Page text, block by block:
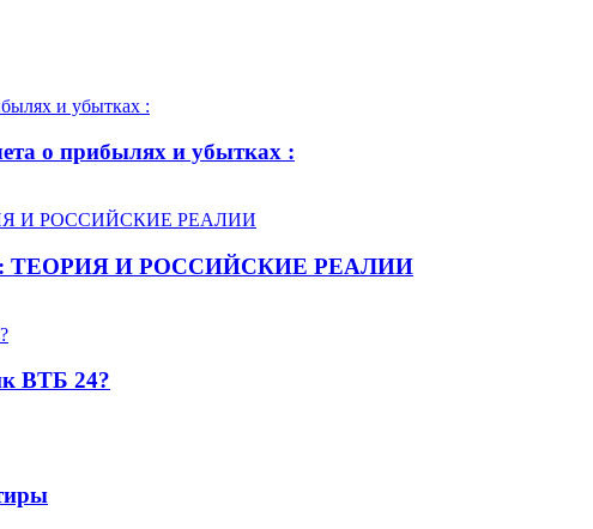
о прибылях и убытках :
И РОССИЙСКИЕ РЕАЛИИ
ВТБ 24?